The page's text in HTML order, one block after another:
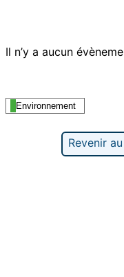
Il n’y a aucun
Environnement
Revenir